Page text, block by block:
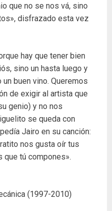
que no se nos vá, sino
disfrazado esta vez
hay que tener bien
sino un hasta luego y
buen vino. Queremos
de exigir al artista que
genio) y no nos
se queda con
Jairo en su canción:
nos gusta oír tus
que tú compones».
(1997-2010)